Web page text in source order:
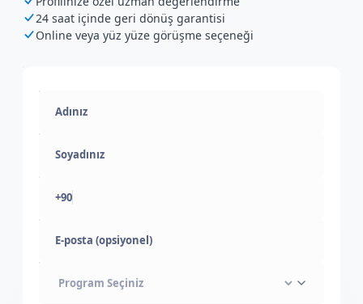
24 saat içinde geri dönüş garantisi
Online veya yüz yüze görüşme seçeneği
+90
E-posta (opsiyonel)